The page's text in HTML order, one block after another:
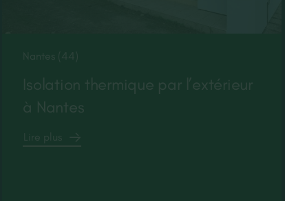
Nantes (44)
Isolation thermique par l’extérieur
à Nantes
Lire plus